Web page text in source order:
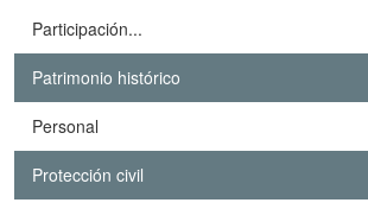
Participación...
Patrimonio histórico
Personal
Protección civil